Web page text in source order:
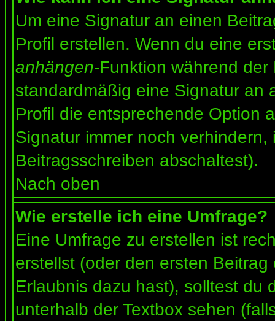
Um eine Signatur an einen
Profil erstellen. Wenn du eine
anhängen-Funktion während
standardmäßig eine Signatur an
Profil die entsprechende Option
Signatur immer noch
Beitragsschreiben abschaltest).
Nach oben
Wie erstelle ich eine Umfrage?
Eine Umfrage zu erstellen ist
erstellst (oder den ersten
Erlaubnis dazu hast), solltest du
unterhalb der Textbox sehen